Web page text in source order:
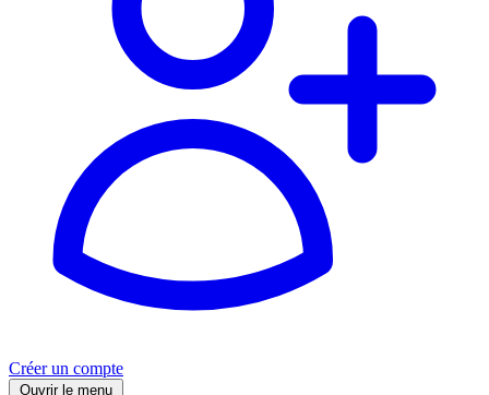
Créer un compte
Ouvrir le menu